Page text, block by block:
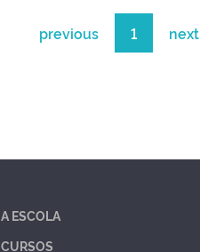
previous 1 next
A ESCOLA
CURSOS